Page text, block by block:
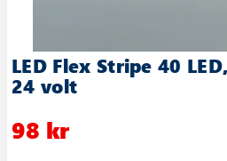
LED Flex Stripe 40
24 volt
98 kr